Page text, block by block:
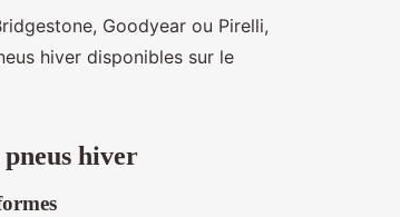
Goodyear ou Pirelli,
hiver disponibles sur le
hiver